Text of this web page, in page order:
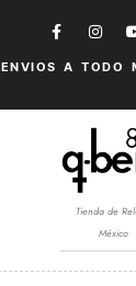
ENVIOS A TODO
Tienda de
México